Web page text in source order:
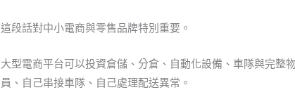
這段話對中小電商與零售品牌特別重要。
大型電商平台可以投資倉儲、分倉、自動化設備、車隊與完
員、自己串接車隊、自己處理配送異常。